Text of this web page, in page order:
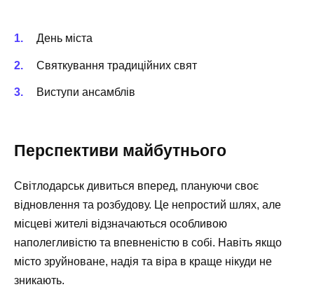
День міста
Святкування традиційних свят
Виступи ансамблів
Перспективи майбутнього
Світлодарськ дивиться вперед, плануючи своє
відновлення та розбудову. Це непростий шлях, але
місцеві жителі відзначаються особливою
наполегливістю та впевненістю в собі. Навіть якщо
місто зруйноване, надія та віра в краще нікуди не
зникають.